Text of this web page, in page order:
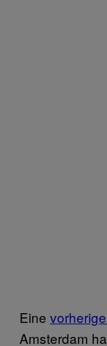
Eine
Amsterdam